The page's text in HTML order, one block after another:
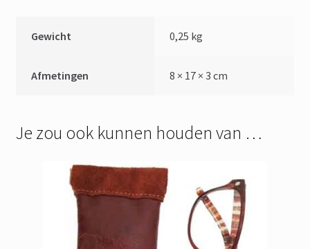
Gewicht 0,25 kg
Afmetingen 8 × 17 × 3 cm
Je zou ook kunnen houden van …